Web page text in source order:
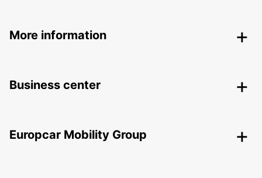
More information
Business center
Europcar Mobility Group